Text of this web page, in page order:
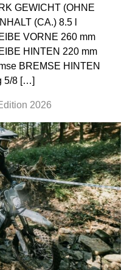
GEWICHT (OHNE
(CA.) 8.5 l
VORNE 260 mm
HINTEN 220 mm
BREMSE HINTEN
5/8 […]
2026